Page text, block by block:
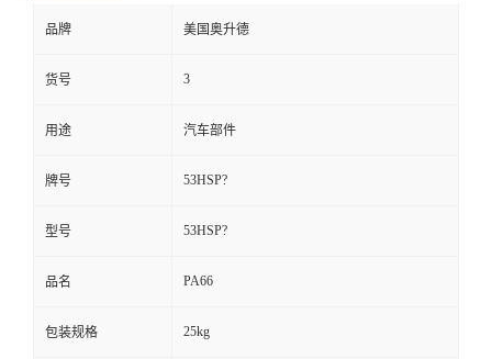
品牌 美国奥升德
货号 3
用途 汽车部件
牌号 53HSP?
型号 53HSP?
品名 PA66
包装规格 25kg